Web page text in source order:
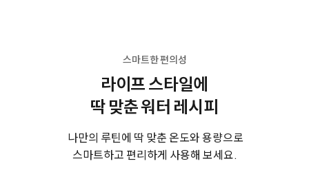
스마트한 편의성
라이프 스타일에
​딱 맞춘 워터 레시피
나만의 루틴에 딱 맞춘 온도와 용량으로
스마트하고 편리하게 사용해 보세요.